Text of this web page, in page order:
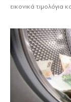
εικονικά τιμολόγια